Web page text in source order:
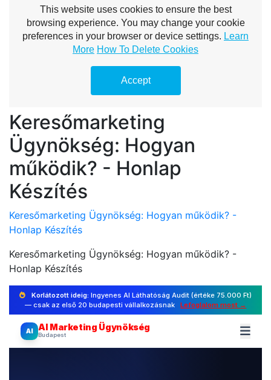
Keresőmarketing
Ügynökség: Hogyan
működik? - Honlap
Készítés
Keresőmarketing Ügynökség: Hogyan működik? -
Honlap Készítés
Keresőmarketing Ügynökség: Hogyan működik? -
Honlap Készítés